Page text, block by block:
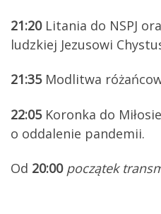
21:20Litania do NSPJ
ludzkiej Jezusowi
21:35Modlitwa
22:05Koronka do
o oddalenie pandemii.
Od 20:00 początek